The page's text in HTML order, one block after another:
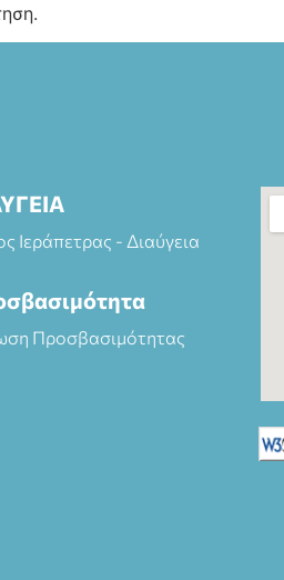
Ιεράπετρας - Διαύγεια
Προσβασιμότητας